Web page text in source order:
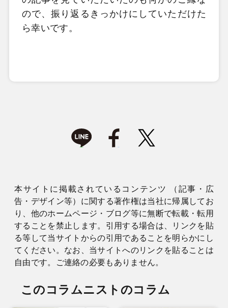
ので、振り返るきっかけにしていただけた
ら幸いです。
本サイトに掲載されているコンテンツ （記事・広
告・デザイン等）に関する著作権は当社に帰属してお
り、他のホームページ・ブログ等に無断で転載・転用
することを禁止します。引用する場合は、リンクを貼
る等して当サイトからの引用であることを明らかにし
てください。なお、当サイトへのリンクを貼ることは
自由です。ご連絡の必要もありません。
このコラムニストのコラム